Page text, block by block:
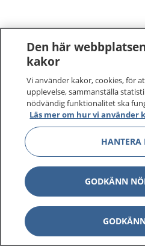
Den här
kakor
Vi använder kakor, cookies, för
upplevelse, sammanställa
nödvändig funktionalitet ska
Läs mer om hur vi använder
HANTERA
GODKÄNN